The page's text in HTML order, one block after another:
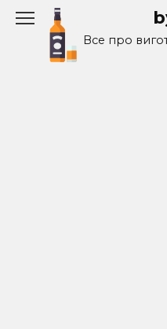
Перейти
содержаниюВсе про